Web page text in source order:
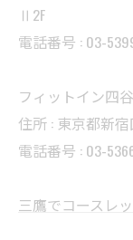
Ⅱ2F
電話番号 : 03-
フィットイン四
住所 : 東京都新
電話番号 : 03-
三鷹でコースレ